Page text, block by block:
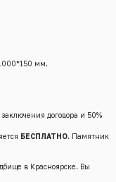
мм.
договора и 50%
БЕСПЛАТНО. Памятник
в Красноярске. Вы